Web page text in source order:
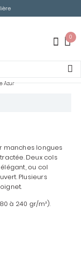
0
Azur
manches longues
Deux cols
ou col
Plusieurs
à 240 gr/m²).